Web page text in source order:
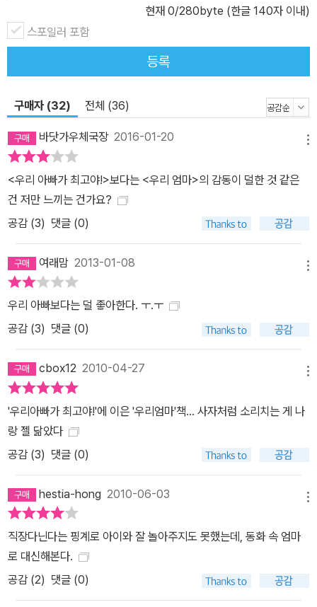
현재 0/280byte (한글 140자 이내)
스포일러 포함
등록
구매자 (32) 전체 (36)
바닷가우체국장2016-01-20
<우리 아빠가 최고야!>보다는 <우리 엄마>의 감동이 덜한 것 같은
건 저만 느끼는 건가요?
공감 (3) 댓글 (0)
여래맘 2013-01-08
우리 아빠보다는 덜 좋아한다. ㅜ.ㅜ
공감 (3) 댓글 (0)
cbox12 2010-04-27
'우리아빠가 최고야!'에 이은 '우리엄마'책... 사자처럼 소리치는 게 나
랑 젤 닮았다
공감 (3) 댓글 (0)
hestia-hong 2010-06-03
직장다닌다는 핑계로 아이와 잘 놀아주지도 못했는데, 동화 속 엄마
로 대신해본다.
공감 (2) 댓글 (0)